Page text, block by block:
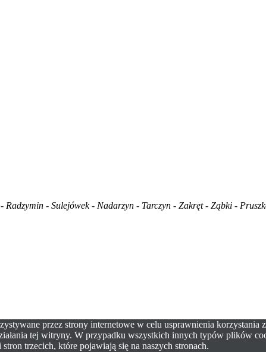
Radzymin - Sulejówek - Nadarzyn - Tarczyn - Zakręt - Ząbki -
przez strony internetowe w celu usprawnienia
tej witryny. W przypadku wszystkich innych typów plików
trzecich, które pojawiają się na naszych stronach.